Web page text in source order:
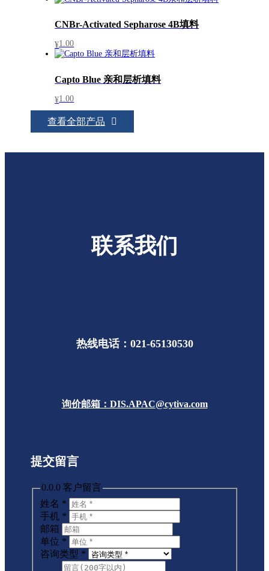
CNBr-Activated Sepharose 4B填料
¥1.00
Capto Blue 亲和层析填料
¥1.00
查看全部产品
联系我们
热线电话：021-65130530
询价邮箱：DIS.APAC@cytiva.com
提交留言
0.0.0 客户留言
姓名 *
手机 *
邮箱
单位 *
咨询类型 *